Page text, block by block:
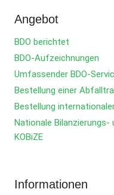
Angebot
BDO berichtet
BDO-Aufzeichnungen
Umfassender BDO-
Bestellung einer
Bestellung
Nationale
KOBiZE
Informationen